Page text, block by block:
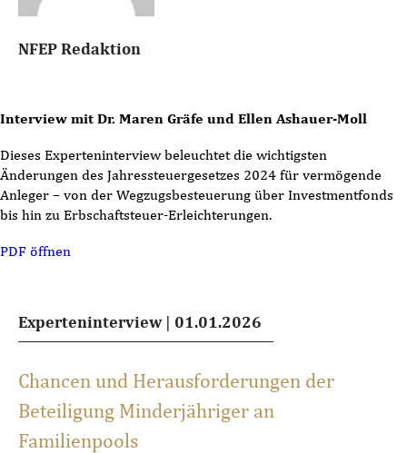
NFEP Redaktion
Interview mit Dr. Maren Gräfe und Ellen Ashauer-Moll
Dieses Experteninterview beleuchtet die wichtigsten
Änderungen des Jahressteuergesetzes 2024 für vermögende
Anleger – von der Wegzugsbesteuerung über Investmentfonds
bis hin zu Erbschaftsteuer-Erleichterungen.
PDF öffnen
Experteninterview| 01.01.2026
Chancen und Herausforderungen der
Beteiligung Minderjähriger an
Familienpools